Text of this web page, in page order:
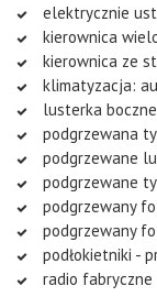
elektrycznie
kierownica
kierownica ze
klimatyzacja:
lusterka
podgrzewana
podgrzewane
podgrzewane
podgrzewany
podgrzewany
podłokietniki -
radio fabryczne